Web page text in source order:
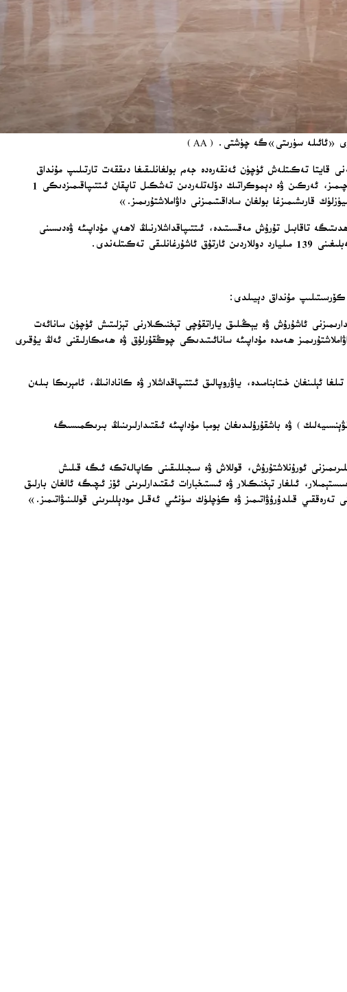
بولغان «تەۋرەنمەس سادىقلىقى»نى قايتا تەكىتلەش ئۈچۈن ئەنقەرەدە جەم بولغانلىقىغا دىققەت تارتىلىپ مۇنداق
دېيىلدى: «بىر ئىتتىپاقداشقا قىلىنغان ھۇجۇم، پۈتكۈل ئىتتىپاقداشلارغا قىلىنغان ھۇجۇمدۇر. بىزنىڭ بىرلىكىمىز، ھەمكارلىقىمىز ۋە كوللېكتىپ كۈچىمىز، ئەركىن ۋە دېموكراتىك دۆلەتلەردىن تەشكىل تاپقان ئىتتىپاقىمىزدىكى 1
تاقابىل تۇرۇش مەقسىتىدە، ئىتتىپاقداشلارنىڭ لاھەي مۇداپىئە ۋەدىسىنى
كۆرسىتىلىپ مۇنداق دېيىلدى:
ئاشۇرۇش ۋە يېڭىلىق ياراتقۇچى تېخنىكىلارنى تېزلىتىش ئۈچۈن سانائەت
ھەمدە مۇداپىئە سانائىتىدىكى چوڭقۇرلۇق ۋە ھەمكارلىقنى ئەڭ يۇقىرى
خىتابنامىدە، ياۋروپالىق ئىتتىپاقداشلار ۋە كانادانىڭ، ئامېرىكا بىلەن
ۋە باشقۇرۇلىدىغان بومبا مۇداپىئە ئىقتىدارلىرىنىڭ بىرىكمىسىگە
ئورۇنلاشتۇرۇش، قوللاش ۋە سىجىللىقىنى كاپالەتكە ئىگە قىلىش
ئىلغار تېخنىكىلار ۋە ئىستىخبارات ئىقتىدارلىرىنى ئۆز ئىچىگە ئالغان بارلىق
قىلدۇرۇۋاتىمىز ۋە كۈچلۈك سۈنئىي ئەقىل مودېللىرىنى قوللىنىۋاتىمىز.»